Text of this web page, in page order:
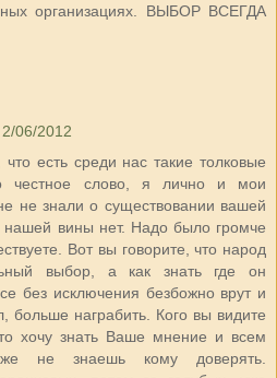
организациях. ВЫБОР ВСЕГДА
2/06/2012
есть среди нас такие толковые
честное слово, я лично и мои
не знали о существовании вашей
нашей вины нет. Надо было громче
Вот вы говорите, что народ
выбор, а как знать где он
без исключения безбожно врут и
больше награбить. Кого вы видите
хочу знать Ваше мнение и всем
не знаешь кому доверять.